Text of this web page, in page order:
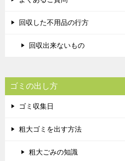
回収した不用品の行方
回収出来ないもの
ゴミの出し方
ゴミ収集日
粗大ゴミを出す方法
粗大ごみの知識